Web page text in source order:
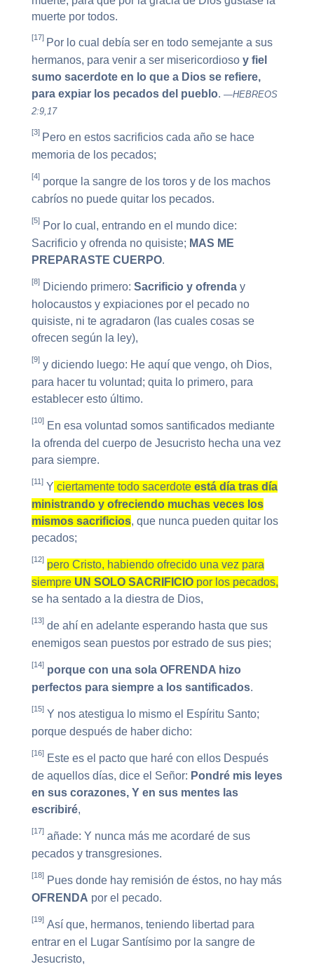
muerte por todos.
[17] Por lo cual debía ser en todo semejante a sus
hermanos, para venir a ser misericordioso y fiel
sumo sacerdote en lo que a Dios se refiere,
para expiar los pecados del pueblo. —HEBREOS
2:9,17
[3] Pero en estos sacrificios cada año se hace
memoria de los pecados;
[4] porque la sangre de los toros y de los machos
cabríos no puede quitar los pecados.
[5] Por lo cual, entrando en el mundo dice:
Sacrificio y ofrenda no quisiste; MAS ME
PREPARASTE CUERPO.
[8] Diciendo primero: Sacrificio y ofrenday
holocaustos y expiaciones por el pecado no
quisiste, ni te agradaron (las cuales cosas se
ofrecen según la ley),
[9]y diciendo luego: He aquí que vengo, oh Dios,
para hacer tu voluntad; quita lo primero, para
establecer esto último.
[10] En esa voluntad somos santificados mediante
la ofrenda del cuerpo de Jesucristo hecha una vez
para siempre.
[11]Y ciertamente todo sacerdote está día tras día
ministrando y ofreciendo muchas veces los
mismos sacrificios, que nunca pueden quitar los
pecados;
[12] pero Cristo, habiendo ofrecido una vez para
siempre UN SOLO SACRIFICIOpor los pecados,
se ha sentado a la diestra de Dios,
[13] de ahí en adelante esperando hasta que sus
enemigos sean puestos por estrado de sus pies;
[14]porque con una sola OFRENDA hizo
perfectos para siempre a los santificados.
[15] Y nos atestigua lo mismo el Espíritu Santo;
porque después de haber dicho:
[16] Este es el pacto que haré con ellos Después
de aquellos días, dice el Señor: Pondré mis leyes
en sus corazones, Y en sus mentes las
escribiré,
[17]añade: Y nunca más me acordaré de sus
pecados y transgresiones.
[18] Pues donde hay remisión de éstos, no hay más
OFRENDA por el pecado.
[19] Así que, hermanos, teniendo libertad para
entrar en el Lugar Santísimo por la sangre de
Jesucristo,